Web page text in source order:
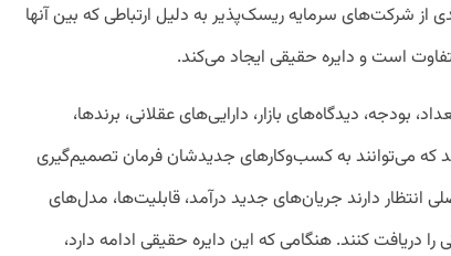
شرکت‌های سرمایه ریسک‌پذیر به دلیل ارتباطی که بین آنها
است و دایره حقیقی ایجاد می‌کند.
دیدگاه‌های بازار، دارایی‌های عقلانی، برندها،
که می‌توانند به کسب‌وکارهای جدیدشان فرمان تصمیم‌گیری
دارند جریان‌های جدید درآمد، قابلیت‌ها، مدل‌های
دریافت کنند. هنگامی که این دایره حقیقی ادامه دارد،